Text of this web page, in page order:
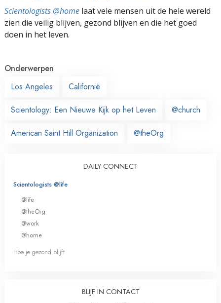
Scientologists @home laat vele mensen uit de hele wereld
zien die veilig blijven, gezond blijven en die het goed
doen in het leven.
Onderwerpen
Los Angeles
Californië
Scientology: Een Nieuwe Kijk op het Leven @church
American Saint Hill Organization @theOrg
DAILY CONNECT
Scientologists @life
@life
@theOrg
@work
@home
Hoe je gezond blijft
BLIJF IN CONTACT